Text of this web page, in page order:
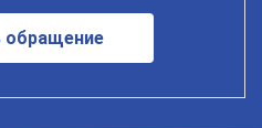
обращение